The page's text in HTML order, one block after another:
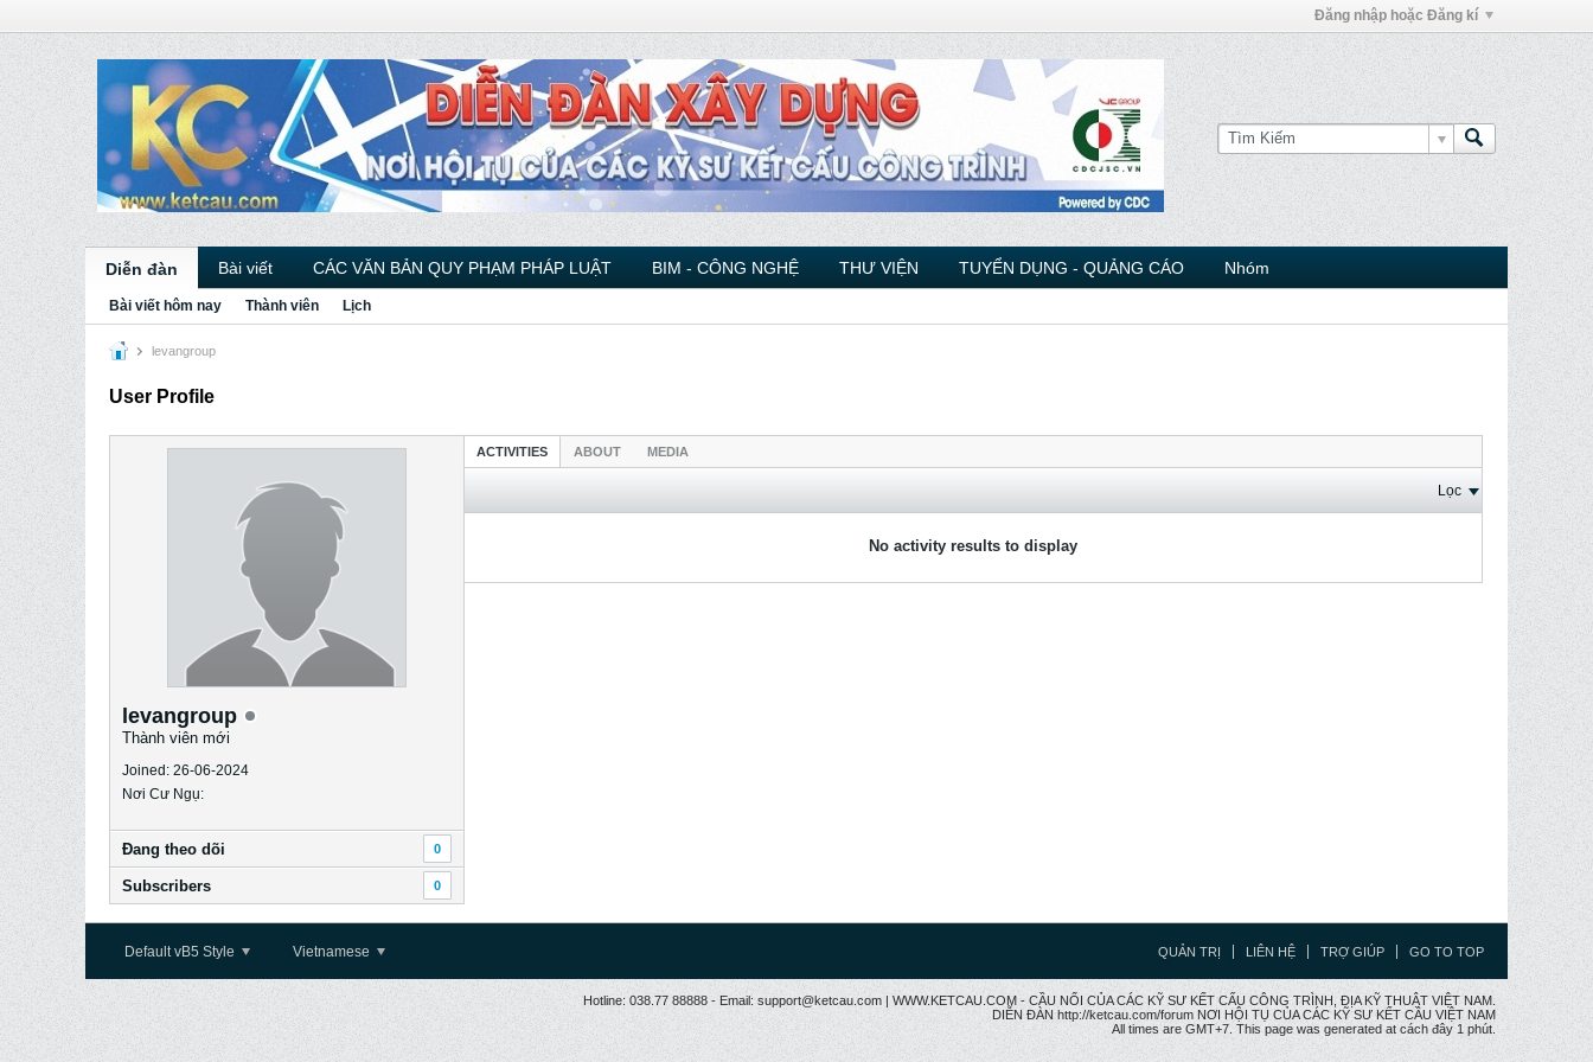
Đăng nhập hoặc Đăng kí
Diễn đàn Bài viết CÁC VĂN BẢN QUY PHẠM PHÁP LUẬT BIM - CÔNG NGHỆ THƯ VIỆN TUYỂN DỤNG - QUẢNG CÁO Nhóm
Bài viết hôm nay Thành viên Lịch
levangroup
User Profile
levangroup
Thành viên mới
Joined: 26-06-2024
Nơi Cư Ngụ:
Ðang theo dõi 0
Subscribers 0
ACTIVITIES ABOUT MEDIA
Lọc
No activity results to display
Default vB5 Style Vietnamese QUẢN TRỊ LIÊN HỆ TRỢ GIÚP GO TO TOP
Hotline: 038.77 88888 - Email: support@ketcau.com | WWW.KETCAU.COM - CẦU NỐI CỦA CÁC KỸ SƯ KẾT CẤU CÔNG TRÌNH, ĐỊA KỸ THUẬT VIỆT NAM.
DIỄN ĐÀN http://ketcau.com/forum NƠI HỘI TỤ CỦA CÁC KỸ SƯ KẾT CÂU VIỆT NAM
All times are GMT+7. This page was generated at cách đây 1 phút.